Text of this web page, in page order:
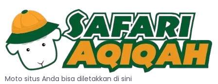
Moto situs Anda bisa diletakkan di sini